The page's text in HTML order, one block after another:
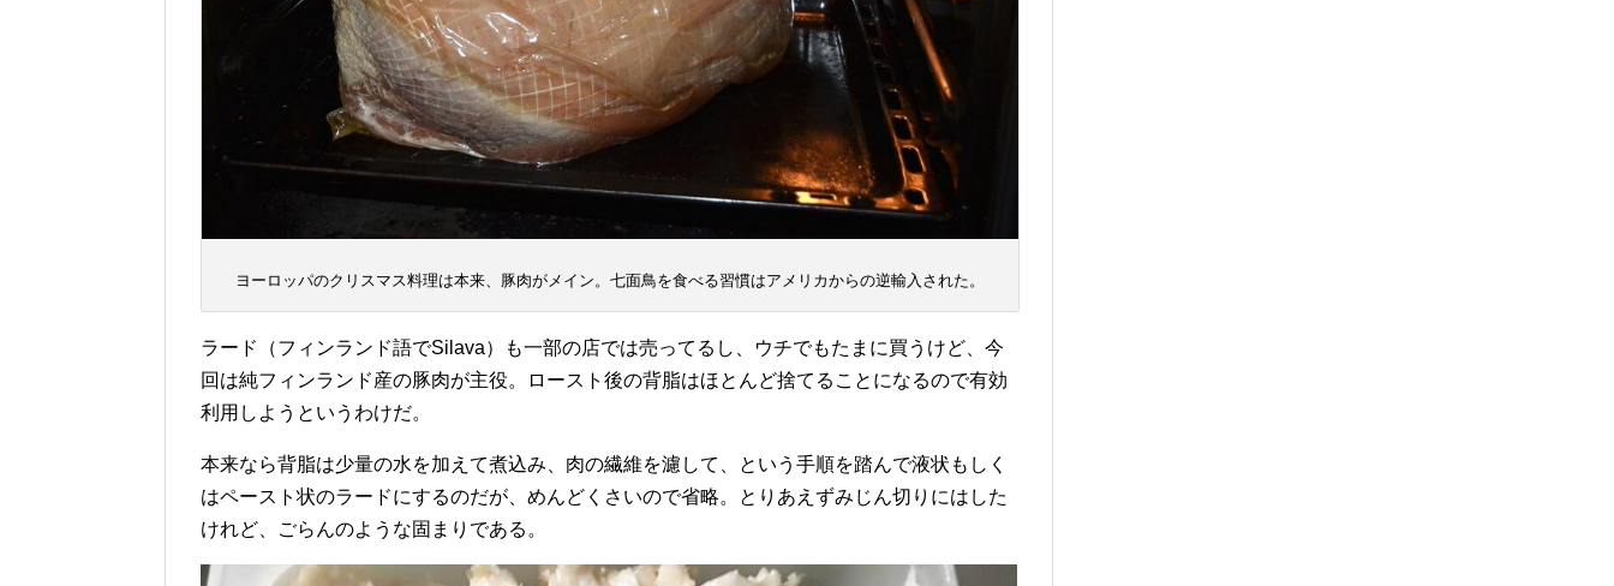
ヨーロッパのクリスマス料理は本来、豚肉がメイン。七面鳥を食べる習慣はアメリカからの逆輸入された。
ラード（フィンランド語でSilava）も一部の店では売ってるし、ウチでもたまに買うけど、今
回は純フィンランド産の豚肉が主役。ロースト後の背脂はほとんど捨てることになるので有効
利用しようというわけだ。
本来なら背脂は少量の水を加えて煮込み、肉の繊維を濾して、という手順を踏んで液状もしく
はペースト状のラードにするのだが、めんどくさいので省略。とりあえずみじん切りにはした
けれど、ごらんのような固まりである。